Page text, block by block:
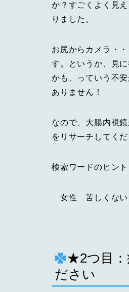
か？すごくよく見
りました。
お尻からカメラ・
す。というか、見
かも、っていう不
ありません！
なので、大腸内視
をリサーチしてくだ
検索ワードのヒ
女性 苦しくない
★2つ目：
ださい